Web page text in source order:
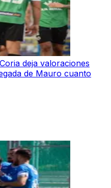
deja valoraciones
de Mauro cuanto